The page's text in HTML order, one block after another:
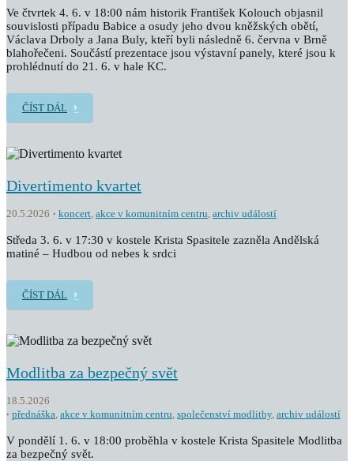
Ve čtvrtek 4. 6. v 18:00 nám historik František Kolouch objasnil
souvislosti případu Babice a osudy jeho dvou kněžských obětí,
Václava Drboly a Jana Buly, kteří byli následně 6. června v Brně
blahořečeni. Součástí prezentace jsou výstavní panely, které jsou k
prohlédnutí do 21. 6. v hale KC.
ČÍST DÁL
Divertimento kvartet
20.5.2026 koncert, akce v komunitním centru, archiv událostí
Středa 3. 6. v 17:30 v kostele Krista Spasitele zazněla Andělská
matiné – Hudbou od nebes k srdci
ČÍST DÁL
Modlitba za bezpečný svět
18.5.2026
přednáška, akce v komunitním centru, společenství modlitby, archiv událostí
V pondělí 1. 6. v 18:00 proběhla v kostele Krista Spasitele Modlitba
za bezpečný svět.